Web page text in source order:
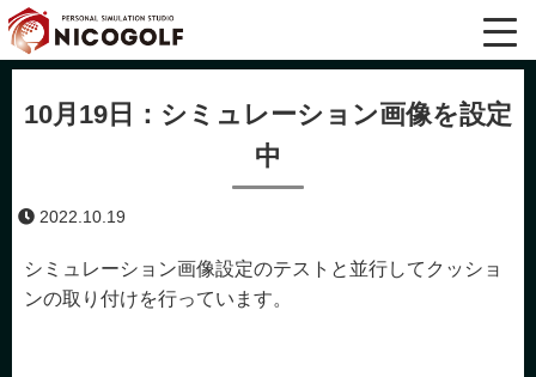
10月19日：シミュレーション画像を設定
中
2022.10.19
シミュレーション画像設定のテストと並行してクッショ
ンの取り付けを行っています。